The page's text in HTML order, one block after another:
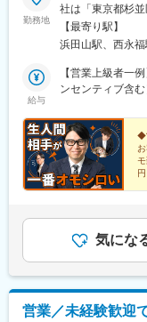
勤務地
社は「東京都杉
ト勤務のため、
共有をしている
ートでも滞るこ
行動量・成果・
【最寄り駅】
浜田山駅、西永福
給与
【営業上級者一
ンセンティブ含む
ンセンティブ含
◆
気にな
営業／未経験歓迎